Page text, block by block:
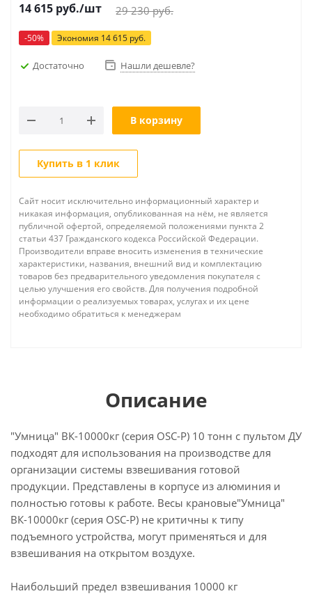
14 615 руб./шт 29 230руб.
-50% Экономия 14 615 руб.
Достаточно Нашли дешевле?
В корзину
Купить в 1 клик
Сайт носит исключительно информационный характер и
никакая информация, опубликованная на нём, не является
публичной офертой, определяемой положениями пункта 2
статьи 437 Гражданского кодекса Российской Федерации.
Производители вправе вносить изменения в технические
характеристики, названия, внешний вид и комплектацию
товаров без предварительного уведомления покупателя с
целью улучшения его свойств. Для получения подробной
информации о реализуемых товарах, услугах и их цене
необходимо обратиться к менеджерам
Описание
"Умница" ВК-10000кг (серия OSC-Р) 10 тонн с пультом ДУ
подходят для использования на производстве для
организации системы взвешивания готовой
продукции. Представлены в корпусе из алюминия и
полностью готовы к работе. Весы крановые"Умница"
ВК-10000кг (серия OSC-Р) не критичны к типу
подъемного устройства, могут применяться и для
взвешивания на открытом воздухе.
Наибольший предел взвешивания 10000 кг